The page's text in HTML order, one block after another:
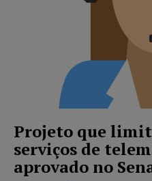
Projeto que
serviços de
aprovado no